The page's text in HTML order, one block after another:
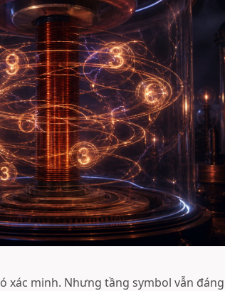
xác minh. Nhưng tầng symbol vẫn đáng